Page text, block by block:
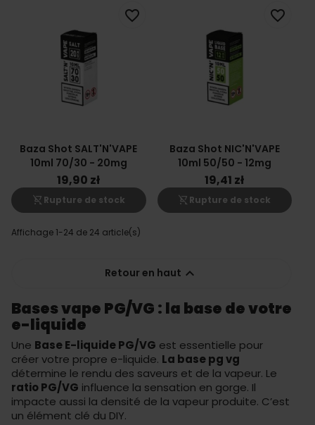
Baza Shot SALT'N'VAPE
10ml 70/30 - 20mg
19,90 zł
shopping_cart_off Rupture de stock
favorite_border
Baza Shot NIC'N'VAPE
10ml 50/50 - 12mg
19,41 zł
shopping_cart_off Rupture de stock
favorite_border
Affichage 1-24 de 24 article(s)
Retour en haut 
Bases vape PG/VG : la base de votre
e-liquide
Une Base E-liquide PG/VG est essentielle pour
créer votre propre e-liquide. La base pg vg
détermine le rendu des saveurs et de la vapeur. Le
ratio PG/VG influence la sensation en gorge. Il
impacte aussi la densité de la vapeur produite. C’est
un élément clé du DIY.